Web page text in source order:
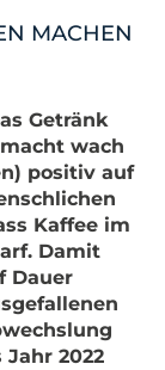
MACHEN
Getränk
wach
positiv auf
Kaffee im
Damit
Dauer
Jahr 2022